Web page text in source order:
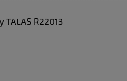
TALAS R22013